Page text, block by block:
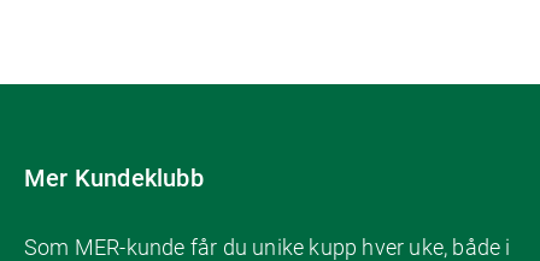
Mer Kundeklubb
Som MER-kunde får du unike kupp hver uke, både i